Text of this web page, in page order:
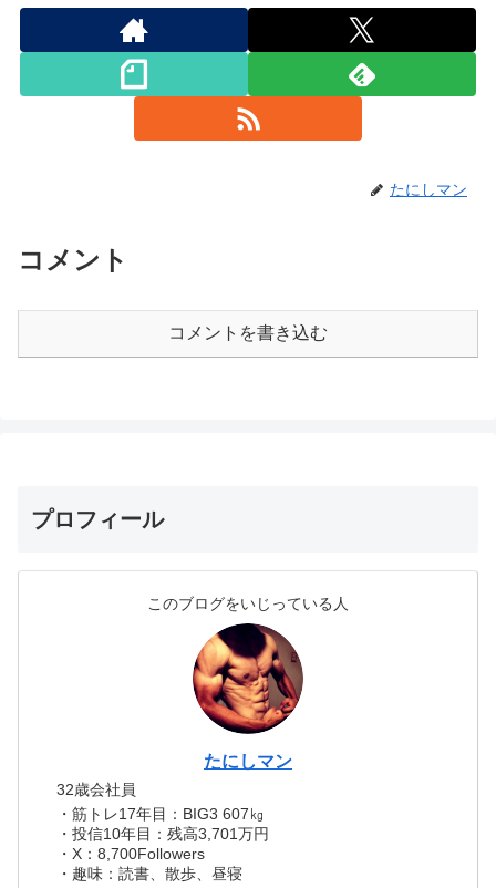
たにしマン
コメント
コメントを書き込む
プロフィール
このブログをいじっている人
たにしマン
32歳会社員
・筋トレ17年目：BIG3 607㎏
・投信10年目：残高3,701万円
・X：8,700Followers
・趣味：読書、散歩、昼寝